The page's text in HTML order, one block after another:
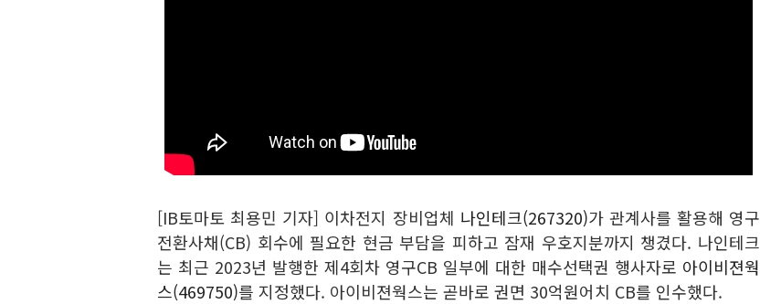
[IB토마토 최용민 기자] 이차전지 장비업체 나인테크(267320)가 관계사를 활용해 영구
전환사채(CB) 회수에 필요한 현금 부담을 피하고 잠재 우호지분까지 챙겼다. 나인테크
는 최근 2023년 발행한 제4회차 영구CB 일부에 대한 매수선택권 행사자로 아이비젼웍
스(469750)를 지정했다. 아이비젼웍스는 곧바로 권면 30억원어치 CB를 인수했다.